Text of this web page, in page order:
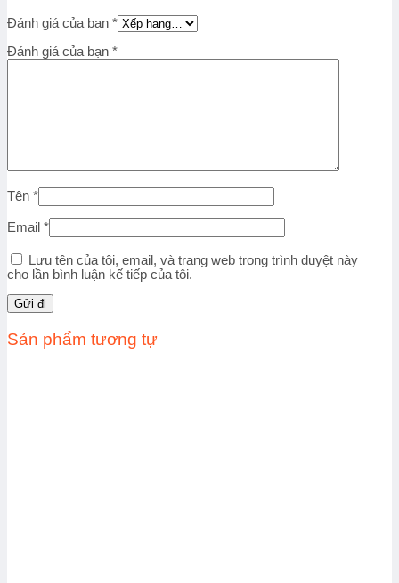
Đánh giá của bạn *
Đánh giá của bạn *
Tên *
Email *
Lưu tên của tôi, email, và trang web trong trình duyệt này
cho lần bình luận kế tiếp của tôi.
Sản phẩm tương tự